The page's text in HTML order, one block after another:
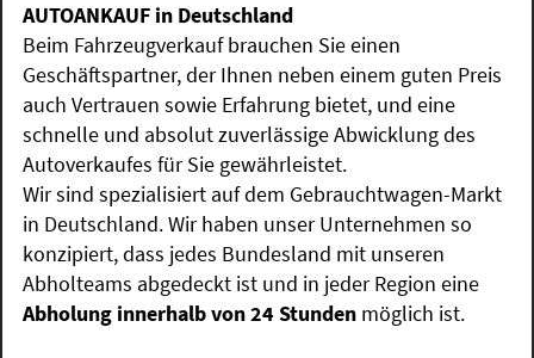
AUTOANKAUF in Deutschland
Beim Fahrzeugverkauf brauchen Sie einen
Geschäftspartner, der Ihnen neben einem guten Preis
auch Vertrauen sowie Erfahrung bietet, und eine
schnelle und absolut zuverlässige Abwicklung des
Autoverkaufes für Sie gewährleistet.
Wir sind spezialisiert auf dem Gebrauchtwagen-Markt
in Deutschland. Wir haben unser Unternehmen so
konzipiert, dass jedes Bundesland mit unseren
Abholteams abgedeckt ist und in jeder Region eine
Abholung innerhalb von 24 Stunden möglich ist.